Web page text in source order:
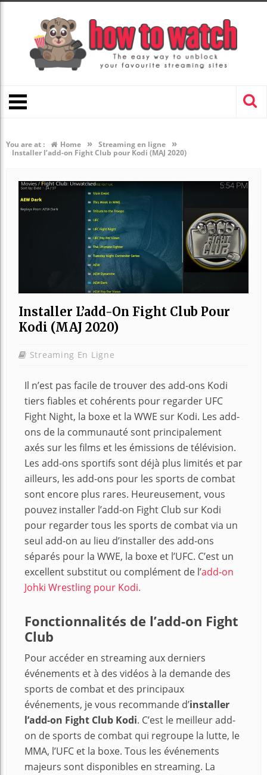
You are at : Home » Streaming en ligne »
Installer l’add-on Fight Club pour Kodi (MAJ 2020)
Installer L’add-On Fight Club Pour
Kodi (MAJ 2020)
Streaming En Ligne
Il n’est pas facile de trouver des add-ons Kodi
tiers fiables et cohérents pour regarder UFC
Fight Night, la boxe et la WWE sur Kodi. Les add-
ons de la communauté sont principalement
axés sur les films et les émissions de télévision.
Les add-ons sportifs sont déjà plus limités et par
ailleurs, les add-ons pour les sports de combat
sont encore plus rares. Heureusement, vous
pouvez installer l’add-on Fight Club sur Kodi
pour regarder tous les sports de combat via un
seul add-on au lieu d’installer des add-ons
séparés pour la WWE, la boxe et l’UFC. C’est un
excellent substitut ou complément de l’add-on
Johki Wrestling pour Kodi.
Fonctionnalités de l’add-on Fight
Club
Pour accéder en streaming aux derniers
événements et à des vidéos à la demande des
sports de combat et des principaux
événements, je vous recommande d’installer
l’add-on Fight Club Kodi. C’est le meilleur add-
on de sports de combat qui regroupe la lutte, le
MMA, l’UFC et la boxe. Tous les événements
majeurs sont disponibles en streaming. La